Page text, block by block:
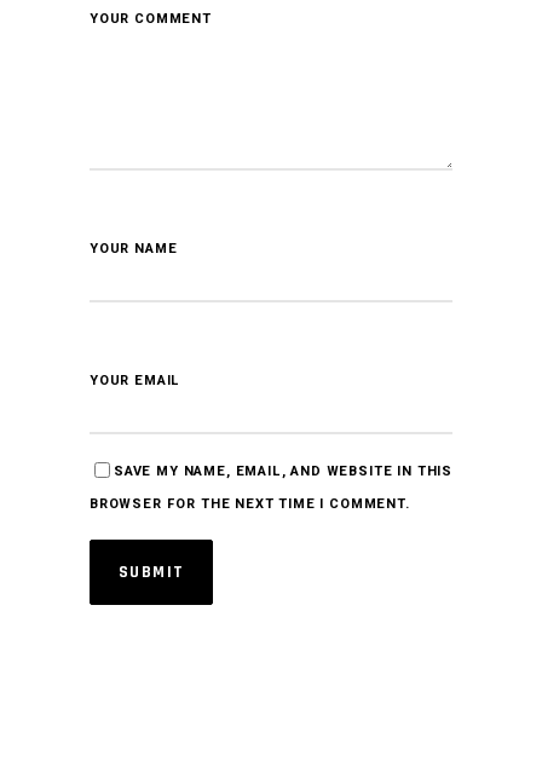
YOUR COMMENT
YOUR NAME
YOUR EMAIL
SAVE MY NAME, EMAIL, AND WEBSITE IN THIS
BROWSER FOR THE NEXT TIME I COMMENT.
SUBMIT